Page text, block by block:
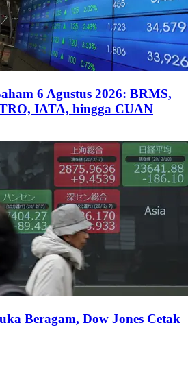
6 Agustus 2026: BRMS,
IATA, hingga CUAN
Beragam, Dow Jones Cetak